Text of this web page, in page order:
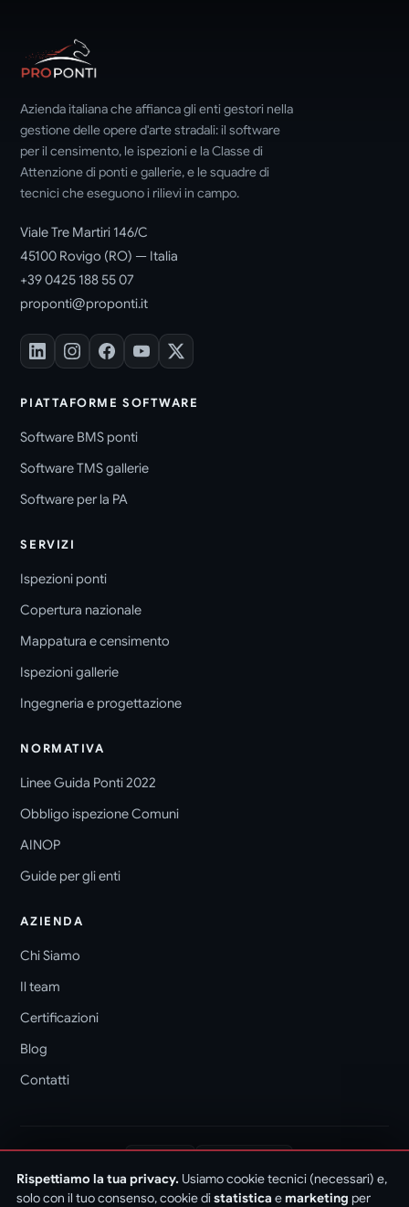
Rispettiamo la tua privacy. Usiamo cookie tecnici (necessari) e,
solo con il tuo consenso, cookie distatistica emarketing per
Azienda italiana che affianca gli enti gestori nella
gestione delle opere d'arte stradali: il software
per il censimento, le ispezioni e la Classe di
Attenzione di ponti e gallerie, e le squadre di
tecnici che eseguono i rilievi in campo.
Viale Tre Martiri 146/C
45100 Rovigo (RO) — Italia
+39 0425 188 55 07
proponti@proponti.it
PIATTAFORME SOFTWARE
Software BMS ponti
Software TMS gallerie
Software per la PA
SERVIZI
Ispezioni ponti
Copertura nazionale
Mappatura e censimento
Ispezioni gallerie
Ingegneria e progettazione
NORMATIVA
Linee Guida Ponti 2022
Obbligo ispezione Comuni
AINOP
Guide per gli enti
AZIENDA
Chi Siamo
Il team
Certificazioni
Blog
Contatti
ISO/IEC 27017
ISO/IEC 27018 CSA STAR
ACN